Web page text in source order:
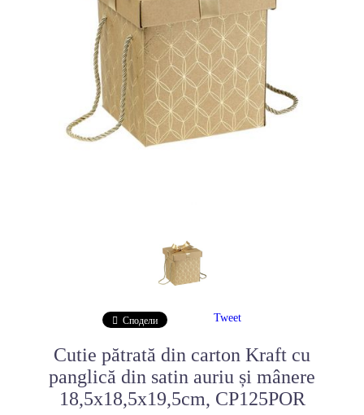
Cutie pătrată din carton Kraft cu
panglică din satin auriu și mânere
18,5x18,5x19,5cm, CP125POR
Сподели Tweet